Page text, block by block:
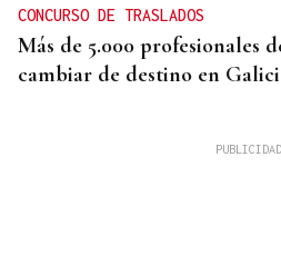
CONCURSO DE TRASLADOS
Más de 5.000 profesionales
cambiar de destino en